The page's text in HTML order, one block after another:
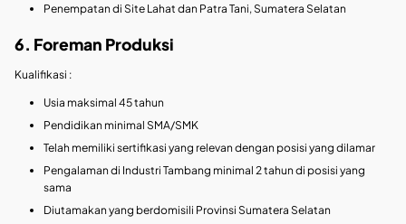
Penempatan di Site Lahat dan Patra Tani, Sumatera Selatan
6. Foreman Produksi
Kualifikasi :
Usia maksimal 45 tahun
Pendidikan minimal SMA/SMK
Telah memiliki sertifikasi yang relevan dengan posisi yang dilamar
Pengalaman di Industri Tambang minimal 2 tahun di posisi yang
sama
Diutamakan yang berdomisili Provinsi Sumatera Selatan